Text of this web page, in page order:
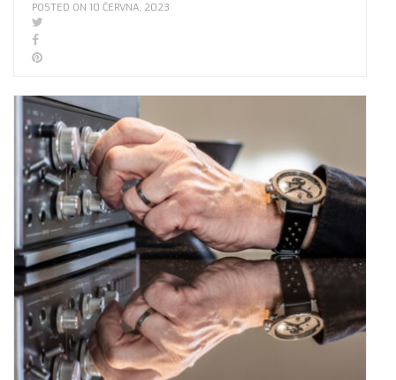
POSTED ON 10 ČERVNA, 2023